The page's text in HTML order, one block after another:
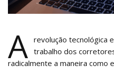
A revolução tecnológica
trabalho dos
radicalmente a maneira como